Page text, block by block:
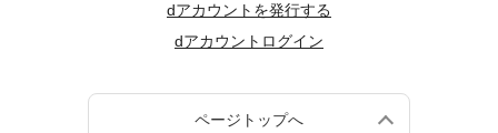
dアカウントを発行する
dアカウントログイン
ページトップへ